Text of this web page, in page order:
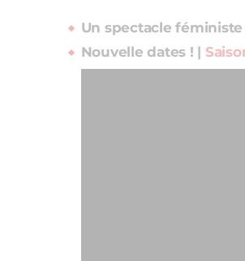
Un spectacle
Nouvelle dates ! |